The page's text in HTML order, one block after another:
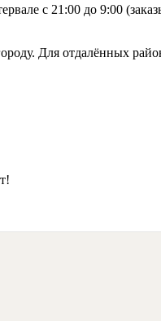
с 21:00 до 9:00
Для отдалённых